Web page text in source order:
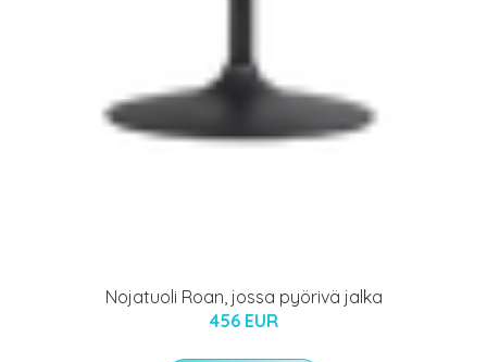
Nojatuoli Roan, jossa pyörivä jalka
456 EUR